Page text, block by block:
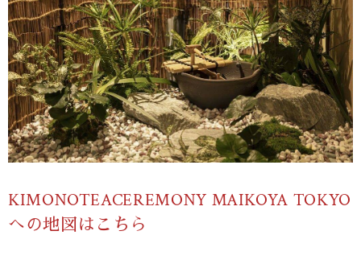
KIMONOTEACEREMONY MAIKOYA TOKYO
への地図はこちら